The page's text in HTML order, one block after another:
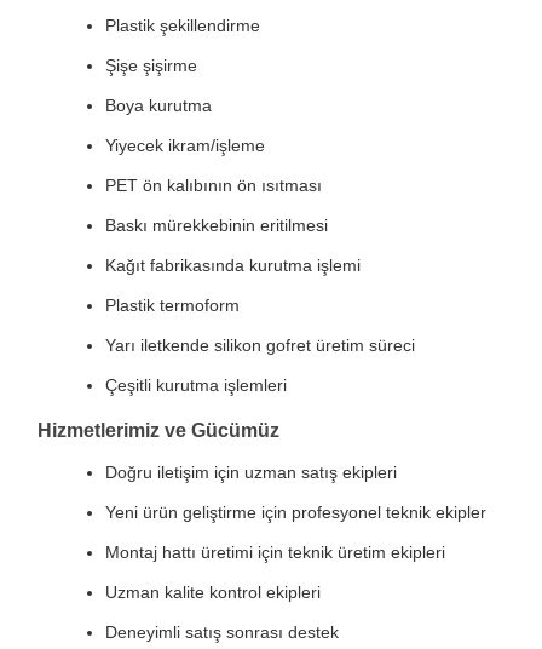
Plastik şekillendirme
Şişe şişirme
Boya kurutma
Yiyecek ikram/işleme
PET ön kalıbının ön ısıtması
Baskı mürekkebinin eritilmesi
Kağıt fabrikasında kurutma işlemi
Plastik termoform
Yarı iletkende silikon gofret üretim süreci
Çeşitli kurutma işlemleri
Hizmetlerimiz ve Gücümüz
Doğru iletişim için uzman satış ekipleri
Yeni ürün geliştirme için profesyonel teknik ekipler
Montaj hattı üretimi için teknik üretim ekipleri
Uzman kalite kontrol ekipleri
Deneyimli satış sonrası destek